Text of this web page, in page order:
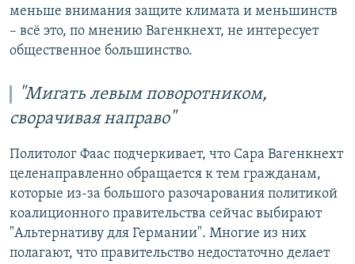
меньше внимания защите климата и меньшинств
– всё это, по мнению Вагенкнехт, не интересует
общественное большинство.
"Мигать левым поворотником,
сворачивая направо"
Политолог Фаас подчеркивает, что Сара Вагенкнехт
целенаправленно обращается к тем гражданам,
которые из-за большого разочарования политикой
коалиционного правительства сейчас выбирают
"Альтернативу для Германии". Многие из них
полагают, что правительство недостаточно делает